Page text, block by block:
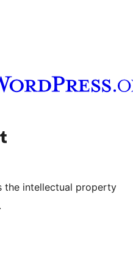
आमच्या टंबलर खात्याला भेट द्या.
the intellectual property